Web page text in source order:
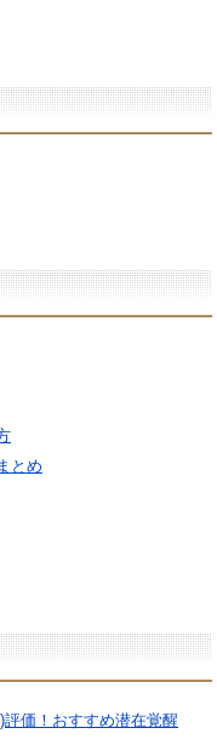
とめ
評価！おすすめ潜在覚醒